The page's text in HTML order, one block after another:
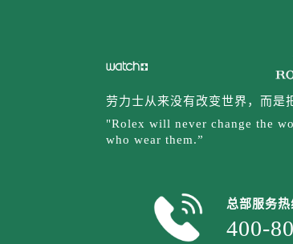
劳力士从来没有改变世界，而是
"Rolex will never change the
who wear them.”
总部服务热
400-